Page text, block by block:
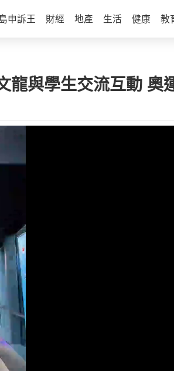
申訴王 財經 地產 生活 健康 教
龍與學生交流互動 奧